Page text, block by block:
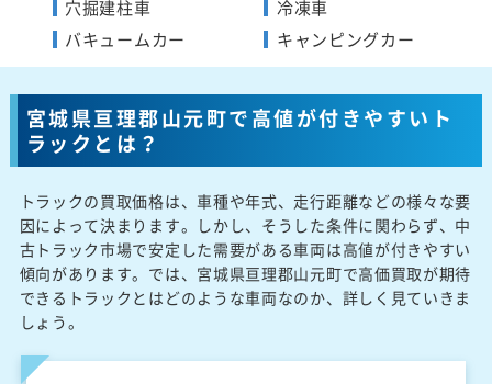
穴掘建柱車
バキュームカー
冷凍車
キャンピングカー
宮城県亘理郡山元町で高値が付きやすいト
ラックとは？
トラックの買取価格は、車種や年式、走行距離などの様々な要
因によって決まります。しかし、そうした条件に関わらず、中
古トラック市場で安定した需要がある車両は高値が付きやすい
傾向があります。では、宮城県亘理郡山元町で高価買取が期待
できるトラックとはどのような車両なのか、詳しく見ていきま
しょう。